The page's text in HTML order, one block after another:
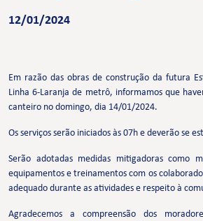
12/01/2024
Em razão das obras de construção da futura
Linha 6-Laranja de metrô, informamos que
canteiro no domingo, dia 14/01/2024.
Os serviços serão iniciados às 07h e deverão se
Serão adotadas medidas mitigadoras como
equipamentos e treinamentos com os
adequado durante as atividades e respeito à
Agradecemos a compreensão dos